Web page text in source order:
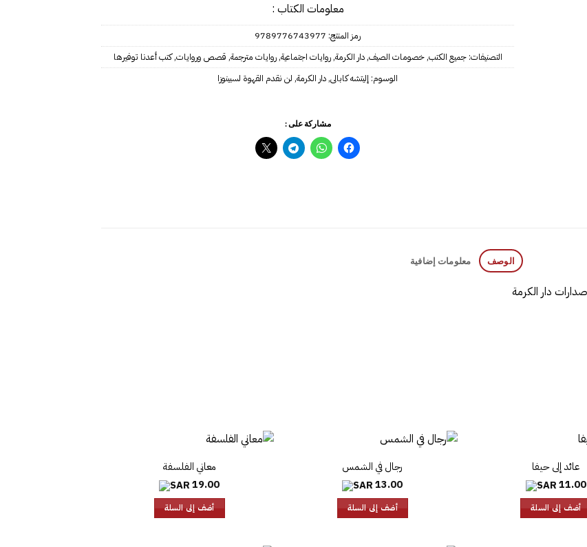
معلومات الكتاب :
رمز المنتج: 9789776743977
التصنيفات:جميع الكتب,خصومات الصيف,دار الكرمة,روايات اجتماعية,روايات مترجمة, قصص وروايات,كتب أعدنا توفيرها
الوسوم: إليتشه كابالى,دار الكرمة, لن نقدم القهوة لسبينوزا
مشاركة على :
الوصف معلومات إضافية
عائد إلى حيفا
11.00
أضف إلى السلة
رجال في الشمس
13.00
أضف إلى السلة
معاني الفلسفة
19.00
أضف إلى السلة